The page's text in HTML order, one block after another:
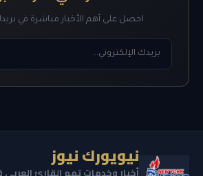
احصل على أهم الأخبار مباشرة في
نيويورك نيوز
أخبار وخدمات تهم القارئ العربي